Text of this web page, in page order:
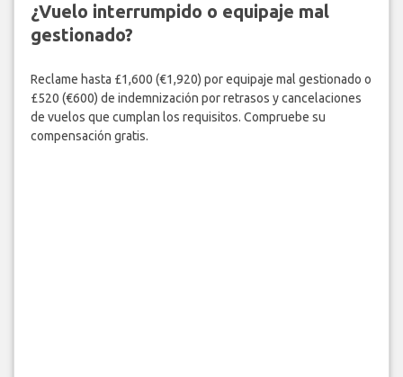
¿Vuelo interrumpido o equipaje mal
gestionado?
Reclame hasta £1,600 (€1,920) por equipaje mal gestionado o
£520 (€600) de indemnización por retrasos y cancelaciones
de vuelos que cumplan los requisitos. Compruebe su
compensación gratis.